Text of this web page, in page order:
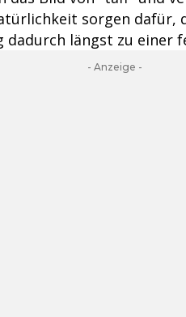
sorgen
längst zu einer
- Anzeige -